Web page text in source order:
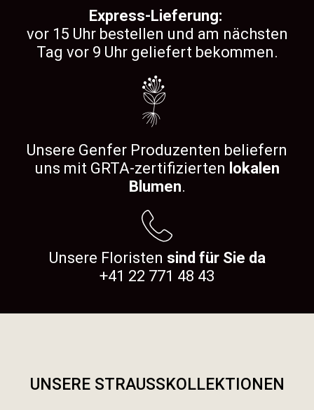
Express-Lieferung:
vor 15 Uhr bestellen und am nächsten
Tag vor 9 Uhr geliefert bekommen.
Unsere Genfer Produzenten beliefern
uns mit GRTA-zertifizierten lokalen
Blumen.
Unsere Floristen sind für Sie da
+41 22 771 48 43
UNSERE STRAUSSKOLLEKTIONEN